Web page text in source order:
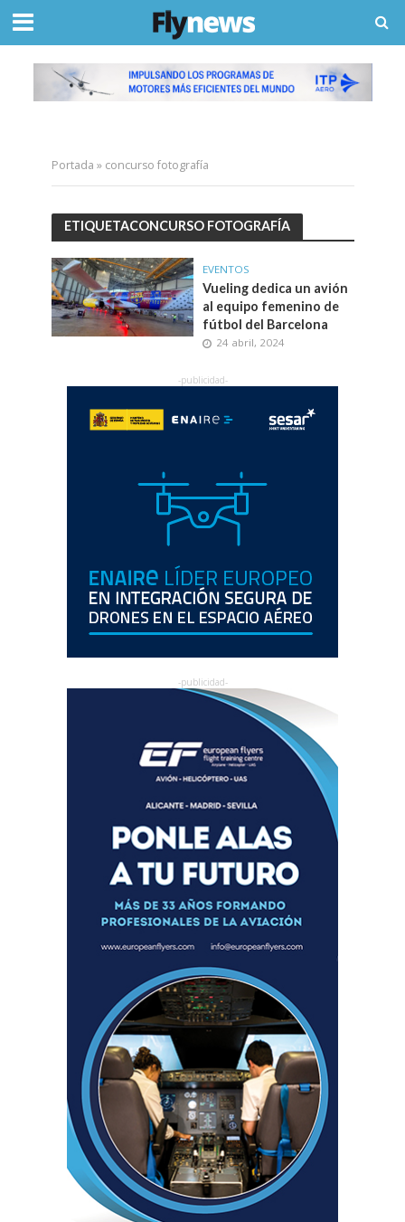
Portada » concurso fotografía
ETIQUETACONCURSO FOTOGRAFÍA
EVENTOS
Vueling dedica un avión
al equipo femenino de
fútbol del Barcelona
24 abril, 2024